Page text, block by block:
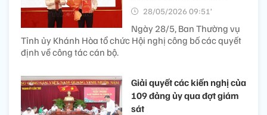
28/05/2026 09:51’
Ngày 28/5, Ban Thường vụ
Tỉnh ủy Khánh Hòa tổ chức Hội nghị công bố các quyết
định về công tác cán bộ.
Giải quyết các kiến nghị của
109 đảng ủy qua đợt giám
sát